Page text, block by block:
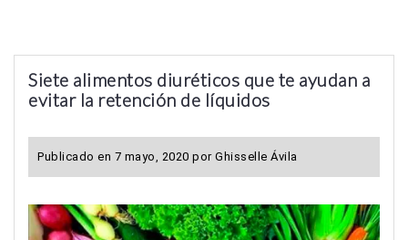
Siete alimentos diuréticos que te ayudan a
evitar la retención de líquidos
Publicado en 7 mayo, 2020 por Ghisselle Ávila